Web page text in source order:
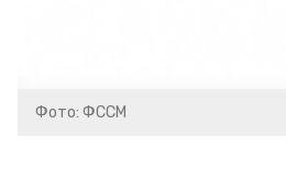
Фото: ФССМ